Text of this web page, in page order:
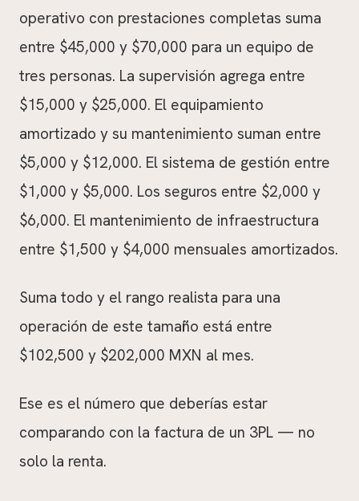
operativo con prestaciones completas suma
entre $45,000 y $70,000 para un equipo de
tres personas. La supervisión agrega entre
$15,000 y $25,000. El equipamiento
amortizado y su mantenimiento suman entre
$5,000 y $12,000. El sistema de gestión entre
$1,000 y $5,000. Los seguros entre $2,000 y
$6,000. El mantenimiento de infraestructura
entre $1,500 y $4,000 mensuales amortizados.
Suma todo y el rango realista para una
operación de este tamaño está entre
$102,500 y $202,000 MXN al mes.
Ese es el número que deberías estar
comparando con la factura de un 3PL — no
solo la renta.